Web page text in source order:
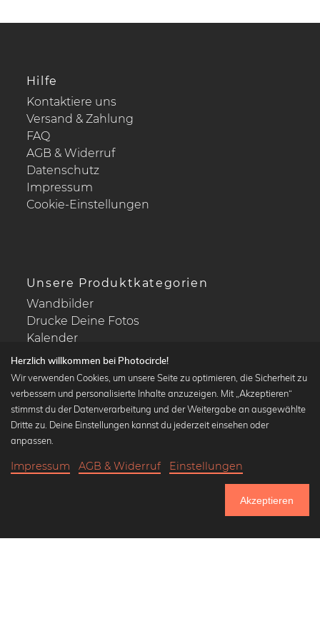
Bis Donnerstag: 20% Rabatt auf alle Bilder
Hilfe
Kontaktiere uns
Versand & Zahlung
FAQ
AGB & Widerruf
Datenschutz
Impressum
Cookie-Einstellungen
Unsere Produktkategorien
Wandbilder
Drucke Deine Fotos
Kalender
Beliebte Kollektionen
Wandbilder in schwarz-weiß
Klassiker der Kunstgeschichte
Herzlich willkommen bei Photocircle!
Wir verwenden Cookies, um unsere Seite zu optimieren, die Sicherheit zu
verbessern und personalisierte Inhalte anzuzeigen. Mit „Akzeptieren“
stimmst du der Datenverarbeitung und der Weitergabe an ausgewählte
Dritte zu. Deine Einstellungen kannst du jederzeit einsehen oder
anpassen.
Impressum AGB & Widerruf Einstellungen
Akzeptieren